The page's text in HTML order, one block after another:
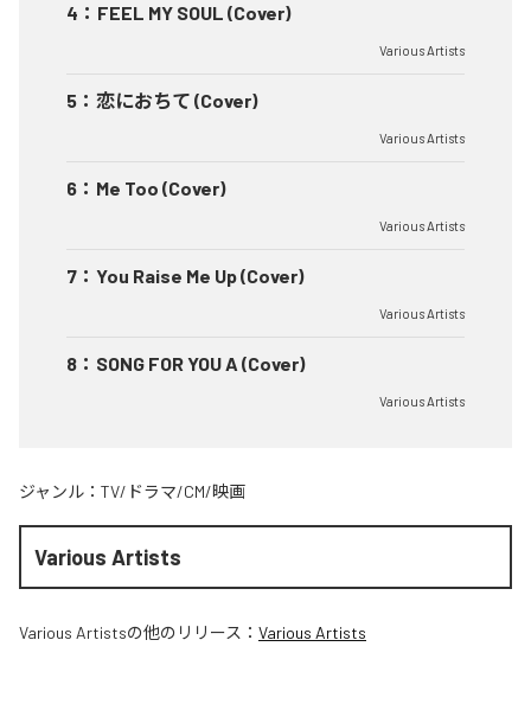
4 ： FEEL MY SOUL (Cover)
Various Artists
5 ： 恋におちて (Cover)
Various Artists
6 ： Me Too (Cover)
Various Artists
7 ： You Raise Me Up (Cover)
Various Artists
8 ： SONG FOR YOU A (Cover)
Various Artists
ジャンル： TV/ドラマ/CM/映画
Various Artists
Various Artistsの他のリリース： Various Artists